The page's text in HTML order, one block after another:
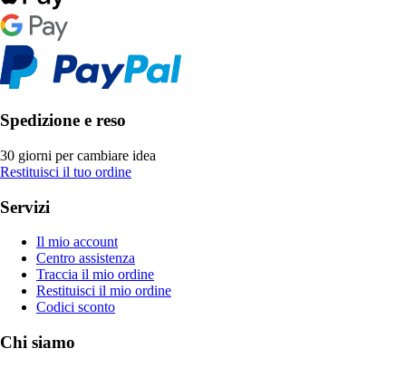
Spedizione e reso
30 giorni per cambiare idea
Restituisci il tuo ordine
Servizi
Il mio account
Centro assistenza
Traccia il mio ordine
Restituisci il mio ordine
Codici sconto
Chi siamo